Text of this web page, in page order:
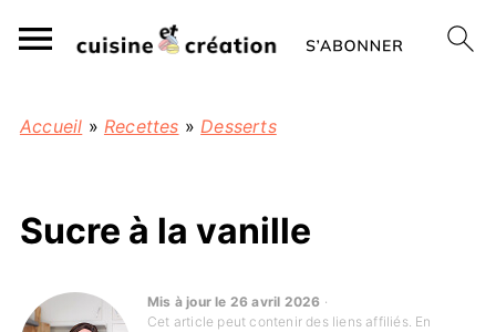
Accueil » Recettes »Desserts
Sucre à la vanille
Mis à jour le 26 avril 2026 ·
Cet article peut contenir des liens affiliés. En